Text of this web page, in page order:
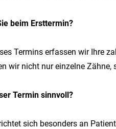
beim Ersttermin?
Termins erfassen wir Ihre
wir nicht nur einzelne
Termin sinnvoll?
sich besonders an